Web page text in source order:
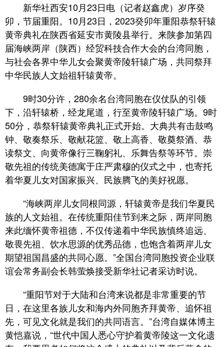
新华社西安10月23日电（记者赵鑫虎）岁序癸
卯，节届重阳。10月23日，2023癸卯年重阳恭祭轩辕
黄帝典礼在陕西省延安市黄陵县举行。来陕参加第四
届海峡两岸（陕西）经贸科技合作大会的台湾同胞，
与社会各界中华儿女会聚黄帝陵轩辕广场，共同祭拜
中华民族人文始祖轩辕黄帝。
9时30分许，280余名台湾同胞在仪仗队的引领
下，沿轩辕桥，经龙尾道，行至黄帝陵轩辕广场。9时
50分，恭祭轩辕黄帝典礼正式开始。大典共有击鼓鸣
钟、敬奏祭乐、敬献花篮、敬上高香、敬奠祭酒、恭
读祭文、向黄帝像行三鞠躬礼、乐舞告祭等环节。崇
敬先祖的传统美德寓于庄严肃穆的仪式之中，也寄托
着华夏儿女对国家振兴、民族腾飞的美好祝愿。
“海峡两岸儿女同根同源，轩辕黄帝是我们华夏民
族的人文始祖。在传统重阳佳节到来之际，两岸同胞
来此缅怀黄帝祖德，不仅传递着中华民族慎终追远、
敬畏先祖、饮水思源的优秀品德，也饱含着两岸儿女
期望祖国昌盛的共同心愿。”全国台湾同胞投资企业联
谊会常务副会长韩萤焕接受新华社记者采访时说。
“重阳节对于大陆和台湾来说都是非常重要的节
日，在这里各族儿女和海内外同胞齐拜黄帝、追怀祖
先，可见文化就是我们的共同语言。”台湾自媒体博主
黄恺嘉说，“世代中国人悉心守护着黄帝陵这一文化遗